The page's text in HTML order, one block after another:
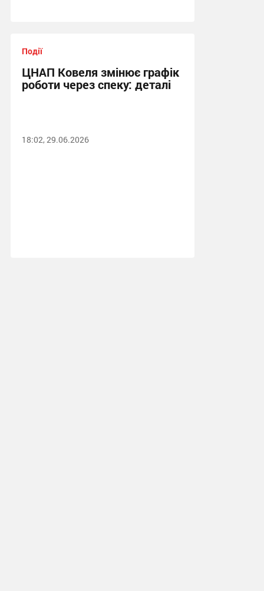
Події
ЦНАП Ковеля змінює графік
роботи через спеку: деталі
18:02, 29.06.2026